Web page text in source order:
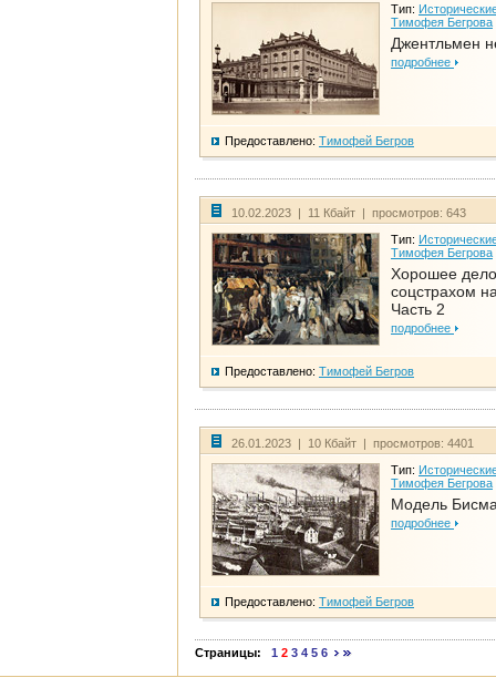
Тип:
Тимофея Бегрова
Джентльмен
подробнее
Предоставлено: Тимофей Бегров
10.02.2023 | 11 Кбайт | просмотров: 643
Тип:
Тимофея Бегрова
Хорошее дело
соцстрахом
Часть 2
подробнее
Предоставлено: Тимофей Бегров
26.01.2023 | 10 Кбайт | просмотров: 4401
Тип:
Тимофея Бегрова
Модель
подробнее
Предоставлено: Тимофей Бегров
Страницы: 1 2 3 4 5 6